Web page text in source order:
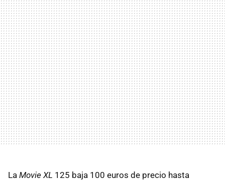
La Movie XL 125 baja 100 euros de precio hasta